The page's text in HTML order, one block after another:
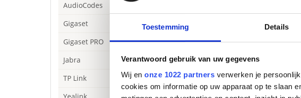
Toestemming Details
Verantwoord gebruik van uw gegevens
Wij en onze 1022 partners verwerken je
cookies om informatie op uw apparaat op te slaan
AudioCodes
Gigaset
Gigaset PRO
Jabra
TP Link
De Yealink BH76 Plus Draadloze
ongeëvenaarde draagervaring,
Yealink Acoustic Shield Technology